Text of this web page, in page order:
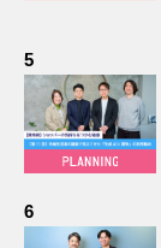
5
6